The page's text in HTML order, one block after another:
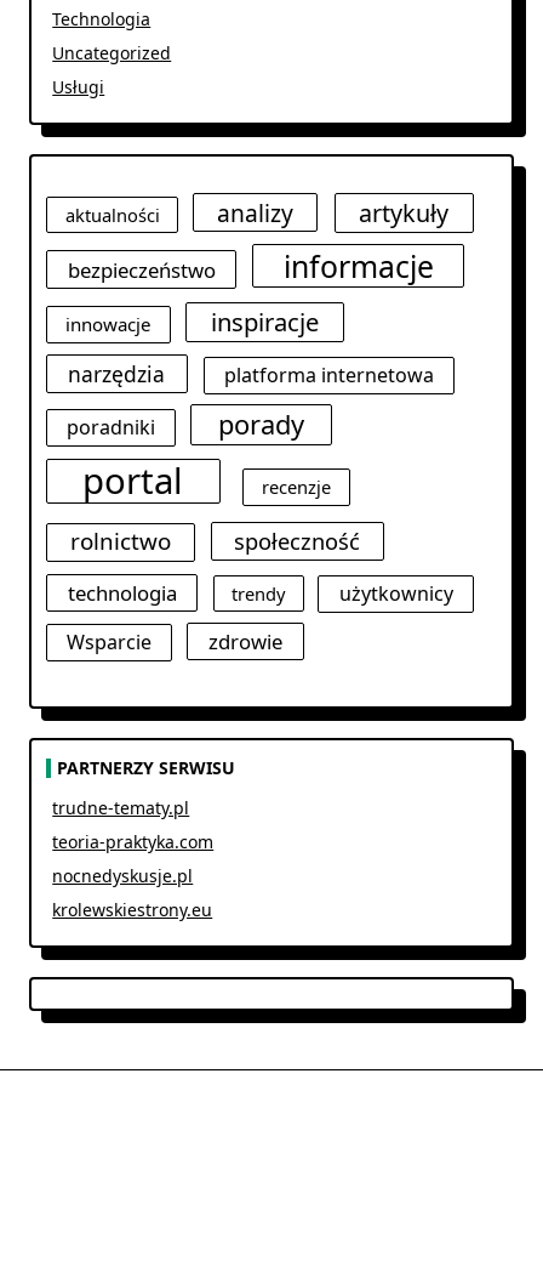
Technologia
Uncategorized
Usługi
aktualności analizy artykuły
bezpieczeństwo informacje
innowacje inspiracje
narzędzia
platforma internetowa
poradniki
porady
portal recenzje
rolnictwo społeczność
technologia trendy
użytkownicy
Wsparcie
zdrowie
PARTNERZY SERWISU
trudne-tematy.pl
teoria-praktyka.com
nocnedyskusje.pl
krolewskiestrony.eu